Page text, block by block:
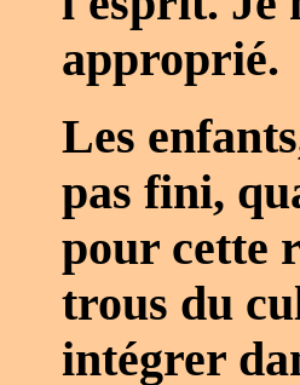
approprié.
Les
pas fini,
pour cette
trous du
intégrer